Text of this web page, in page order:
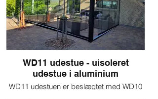
WD11 udestue - uisoleret
udestue i aluminium
WD11 udestuen er beslægtet med WD10